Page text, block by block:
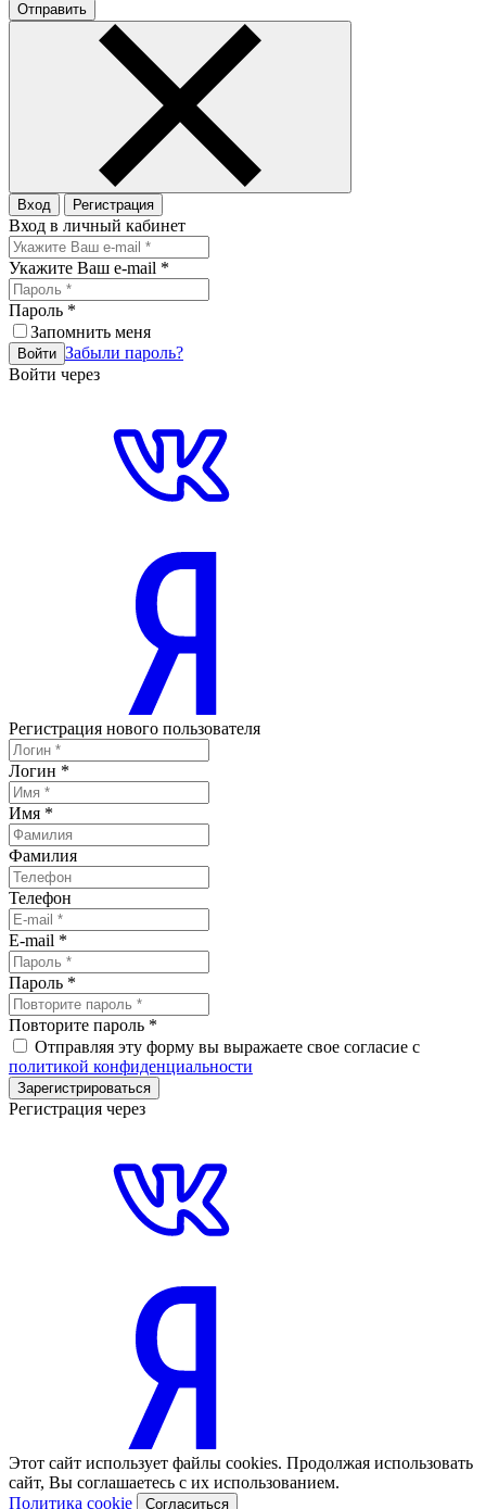
Отправить
Вход Регистрация
Вход в личный кабинет
Укажите Ваш e-mail *
Пароль *
Запомнить меня
Войти Забыли пароль?
Войти через
Регистрация нового пользователя
Логин *
Имя *
Фамилия
Телефон
E-mail *
Пароль *
Повторите пароль *
Отправляя эту форму вы выражаете свое согласие с
политикой конфиденциальности
Зарегистрироваться
Регистрация через
Этот сайт использует файлы cookies. Продолжая использовать
сайт, Вы соглашаетесь с их использованием.
Политика cookie
Согласиться